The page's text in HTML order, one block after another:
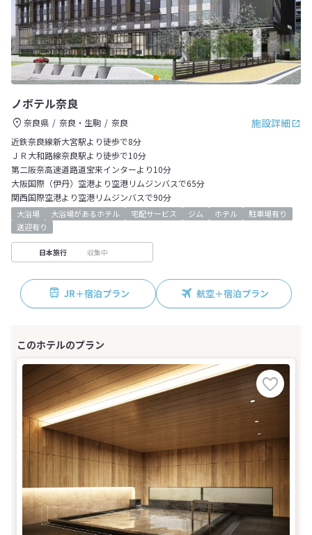
ノボテル奈良
施設詳細
奈良県 奈良・生駒
奈良
近鉄奈良線新大宮駅より徒歩で8分
ＪＲ大和路線奈良駅より徒歩で10分
第二阪奈高速道路道宝来インターより10分
大阪国際（伊丹）空港より空港リムジンバスで65分
関西国際空港より空港リムジンバスで90分
大浴場 大浴場があるホテル 宅配サービス ジム ホテル
駐車場有り
送迎有り
日本旅行 収集中
JR＋宿泊プラン 航空＋宿泊プラン